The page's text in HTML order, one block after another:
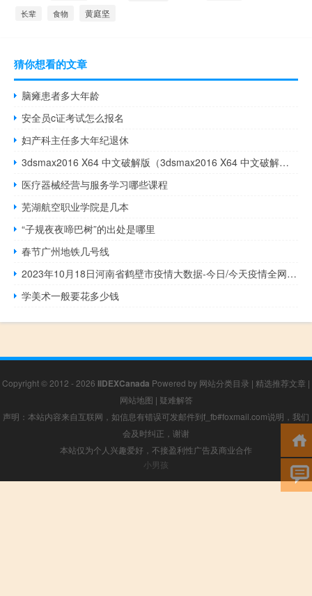
长辈 食物 黄庭坚
猜你想看的文章
脑瘫患者多大年龄
安全员c证考试怎么报名
妇产科主任多大年纪退休
3dsmax2016 X64 中文破解版（3dsmax2016 X64 中文破解版功能简介）
医疗器械经营与服务学习哪些课程
芜湖航空职业学院是几本
“子规夜夜啼巴树”的出处是哪里
春节广州地铁几号线
2023年10月18日河南省鹤壁市疫情大数据-今日/今天疫情全网搜索最新实时消息动态情况通知播报
学美术一般要花多少钱
Copyright © 2012 - 2026 IIDEXCanada Powered by 网站分类目录 | 精选推荐文章 |
网站地图 | 疑难解答
声明：本站内容来自互联网，如信息有错误可发邮件到f_fb#foxmail.com说明，我们
会及时纠正，谢谢
本站仅为个人兴趣爱好，不接盈利性广告及商业合作
小男孩